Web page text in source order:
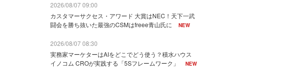
2026/08/07 09:00
カスタマーサクセス・アワード 大賞はNEC！天下一武
闘会を勝ち抜いた最強のCSMはfreee青山氏に
NEW
2026/08/07 08:30
実務家マーケターはAIをどこでどう使う？積水ハウス
イノコム CROが実践する「5Sフレームワーク」
NEW